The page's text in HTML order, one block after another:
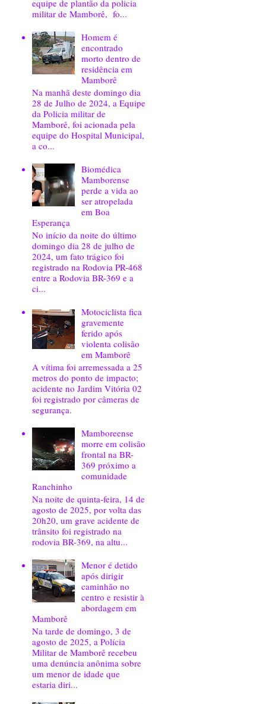
equipe de plantão da policia
militar de Mamborê, fo...
Homem é
encontrado
morto dentro de
residência em
Mamborê
Na manhã deste domingo dia
28 de Julho de 2024, a Equipe
da Policia militar de
Mamborê, foi acionada pela
equipe do Hospital Municipal,
a co...
Biomédica
Mamborense
perde a vida ao
ser atropelada
em Boa
Esperança
No início da noite do último
domingo dia 28 de julho de
2024, um fato trágico foi
registrado na Rodovia PR-468
entre a Rodovia BR-369 e a
ci...
Motociclista fica
gravemente
ferido após
violenta colisão
em Mamborê
A vítima foi arremessada a 25
metros do ponto de impacto;
acidente no Jardim Vitória 02
foi registrado por câmeras de
segurança.
Mamboreense
morre em colisão
frontal na BR-
369 próximo a
comunidade
Ranchinho
Na noite de quinta-feira, 14 de
agosto de 2025, por volta das
20h20, um grave acidente de
trânsito foi registrado na
rodovia BR-369, na altu...
Menor é detido
após dirigir
caminhão no
centro e resistir à
abordagem em
Mamborê
Na tarde de domingo, 3 de
agosto de 2025, a Polícia
Militar de Mamborê recebeu
uma denúncia anônima sobre
um menor de idade que
estaria diri...